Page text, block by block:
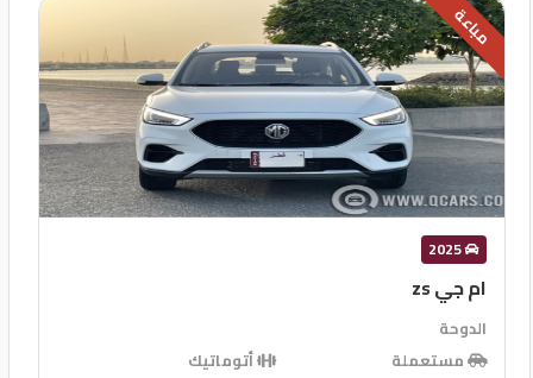
مباعة
2025
ام جي zs
الدوحة
مستعملة
أتوماتيك